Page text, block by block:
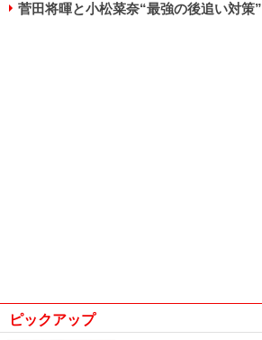
菅田将暉と小松菜奈“最強の後追い対策”
ピックアップ